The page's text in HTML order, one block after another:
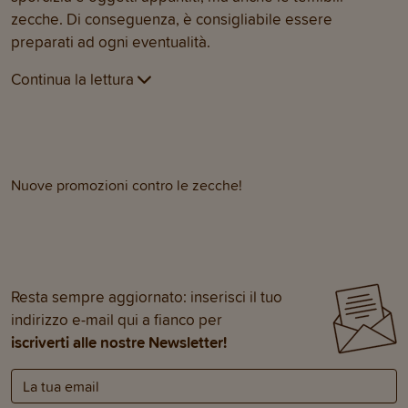
zecche. Di conseguenza, è consigliabile essere
preparati ad ogni eventualità.
Continua la lettura
Nuove promozioni contro le zecche!
Resta sempre aggiornato: inserisci il tuo
indirizzo e-mail qui a fianco per
iscriverti alle nostre Newsletter!